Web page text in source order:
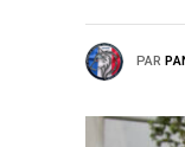
PAR